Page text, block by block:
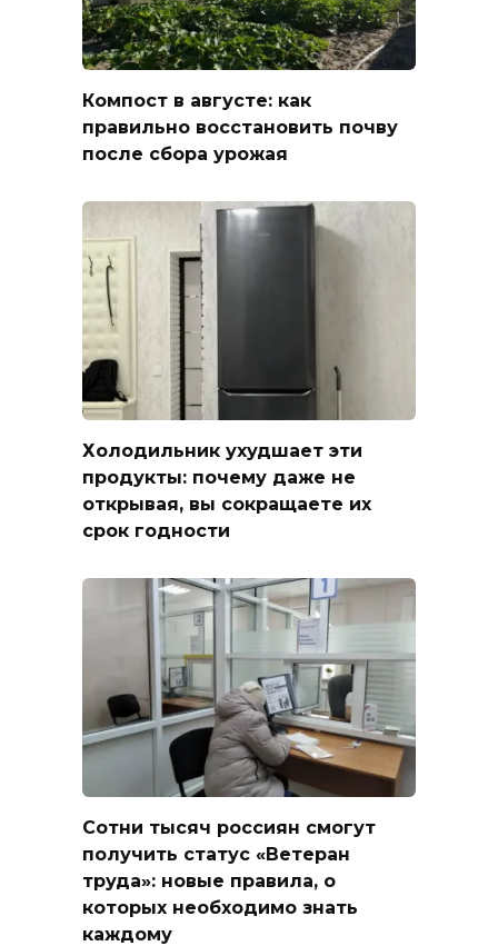
Компост в августе: как
правильно восстановить почву
после сбора урожая
Холодильник ухудшает эти
продукты: почему даже не
открывая, вы сокращаете их
срок годности
Сотни тысяч россиян смогут
получить статус «Ветеран
труда»: новые правила, о
которых необходимо знать
каждому